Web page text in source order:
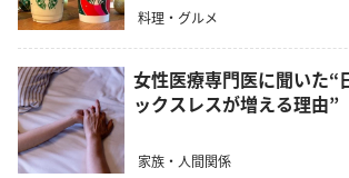
料理・グルメ
女性医療専門医に聞いた“
ックスレスが増える理由”
家族・人間関係